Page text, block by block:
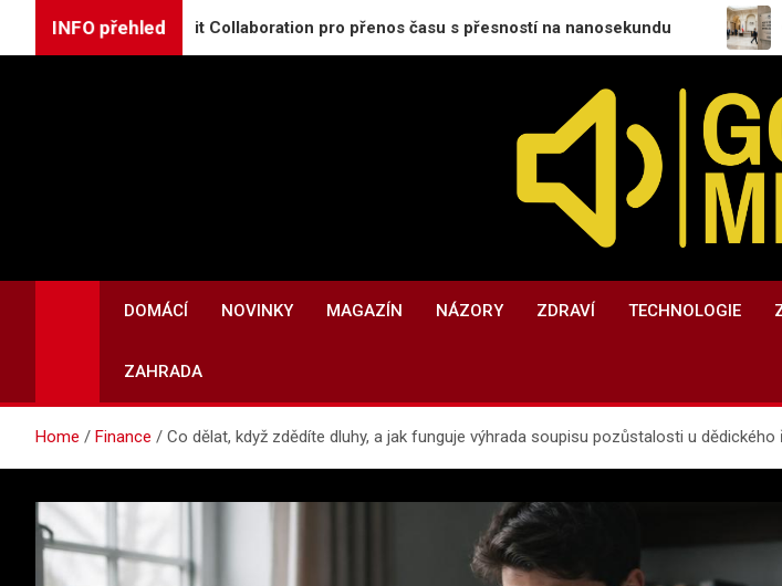
INFO přehled
White Rabbit Collaboration pro přenos času s přesností na nanosekundu Česká
DOMÁCÍ NOVINKY MAGAZÍN NÁZORY ZDRAVÍ TECHNOLOGIE
ZAHRADA
Home Finance Co dělat, když zdědíte dluhy, a jak funguje výhrada soupisu pozůstalosti u dědického